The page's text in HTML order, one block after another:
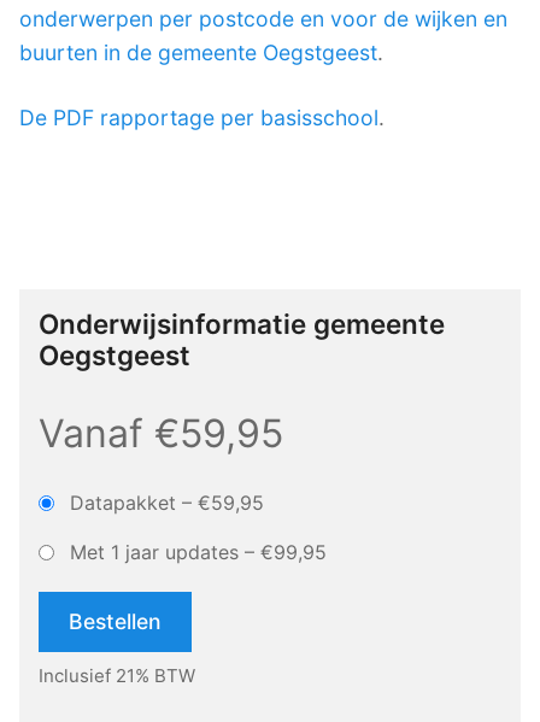
onderwerpen per postcode en voor de wijken en
buurten in de gemeente Oegstgeest.
De PDF rapportage per basisschool.
Onderwijsinformatie gemeente
Oegstgeest
Vanaf €59,95
Datapakket – €59,95
Met 1 jaar updates – €99,95
Bestellen
Inclusief 21% BTW